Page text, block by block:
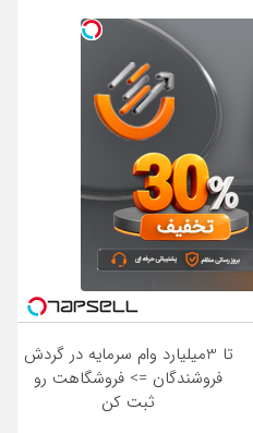
تا 3میلیارد وام سرمایه در گردش
فروشندگان => فروشگاهت رو
ثبت کن